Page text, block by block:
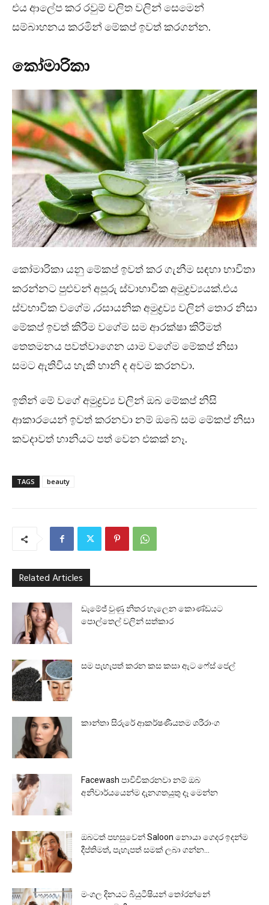
එය ආලේප කර රවුම් චලිත වලින් සෙමෙන්
සම්බාහනය කරමින් මේකප් ඉවත් කරගන්න.
කෝමාරිකා
කෝමාරිකා යනු මේකප් ඉවත් කර ගැනීම සඳහා භාවිතා
කරන්නට පුළුවන් අපූරු ස්වාභාවික අමුද්‍රව්‍යයක්.එය
ස්වභාවික වගේම ,රසායනික අමුද්‍රව්‍ය වලින් තොර නිසා
මේකප් ඉවත් කිරීම වගේම සම ආරක්ෂා කිරීමත්
තෙතමනය පවත්වාගෙන යාම වගේම මේකප් නිසා
සමට ඇතිවිය හැකි හානි ද අවම කරනවා.
ඉතින් මේ වගේ අමුද්‍රව්‍ය වලින් ඔබ මේකප් නිසි
ආකාරයෙන් ඉවත් කරනවා නම් ඔබේ සම මේකප් නිසා
කවදාවත් හානියට පත් වෙන එකක් නෑ.
TAGS beauty
Related Articles
ඩැමේජ් වුණු නිතර හැලෙන කොණ්ඩයට
පොල්තෙල් වලින් සත්කාර
සම පැහැපත් කරන කස කසා ඇට ෆේස් ජෙල්
කාන්තා සිරුරේ ආකර්ෂණීයතම ශරීරාංග
Facewash පාවිචිකරනවා නම් ඔබ
අනිවාර්යයෙන්ම දැනගතයුතු දෑ මෙන්න
ඔබටත් පහසුවෙන් Saloon නොයා ගෙදර ඉදන්ම
දීප්තිමත්, පැහැපත් සමක් ලබා ගන්න...
මංගල දිනයට බියුටීෂියන් තෝරන්නේ